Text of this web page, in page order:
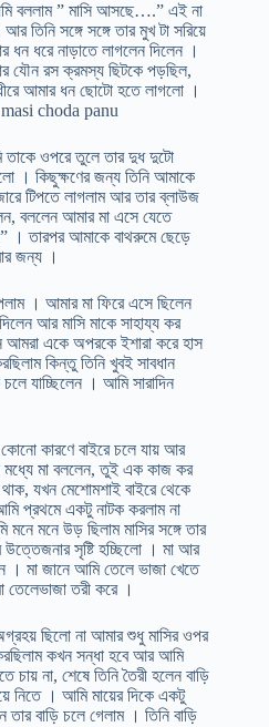
বললাম ” মাসি আসছে….” এই না
সঙ্গে সঙ্গে তার মুখ টা সরিয়ে
ধরে নাড়াতে লাগলেন দিলেন ।
যৌন রস ক্রমস্য ছিটকে পড়ছিল,
আমার ধন ছোটো হতে লাগলো ।
masi choda panu
তাকে ওপরে তুলে তার দুধ দুটো
। কিছুক্ষণের জন্য তিনি আমাকে
টিপতে লাগলাম আর তার ব্লাউজ
বললেন আমার মা এসে যেতে
তারপর আমাকে বাথরুমে ছেড়ে
জন্য ।
। আমার মা ফিরে এসে ছিলেন
আর মাসি মাকে সাহায্য কর
একে অপরকে ইশারা করে হাস
কিন্তু তিনি খুবই সাবধান
যাচ্ছিলেন । আমি সারাদিন
কারণে বাইরে চলে যায় আর
মধ্যে মা বললেন, তুই এক কাজ কর
থাক, যখন মেশোমশাই বাইরে থেকে
প্রথমে একটু নাটক করলাম না
মনে উড় ছিলাম মাসির সঙ্গে তার
সৃষ্টি হচ্ছিলো । মা আর
। মা জানে আমি তেলে ভাজা খেতে
তেলেভাজা তরী করে ।
ছিলো না আমার শুধু মাসির ওপর
কখন সন্ধা হবে আর আমি
না, শেষে তিনি তৈরী হলেন বাড়ি
নিতে । আমি মায়ের দিকে একটু
বাড়ি চলে গেলাম । তিনি বাড়ি